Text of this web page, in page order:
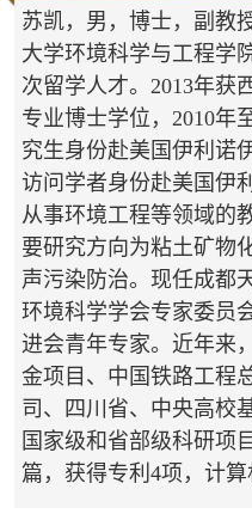
苏凯，男，博士，副教
大学环境科学与工程学
次留学人才。2013年获
专业博士学位，2010年
究生身份赴美国伊利诺
访问学者身份赴美国伊
从事环境工程等领域的
要研究方向为粘土矿物
声污染防治。现任成都
环境科学学会专家委员
进会青年专家。近年来
金项目、中国铁路工程
司、四川省、中央高校
国家级和省部级科研项
篇，获得专利4项，计算